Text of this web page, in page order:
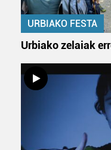
URBIAKO FESTA
Urbiako zelaiak